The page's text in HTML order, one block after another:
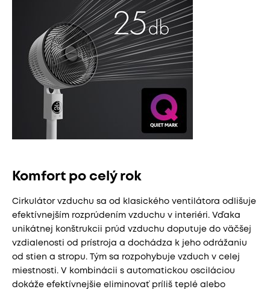
Komfort po celý rok
Cirkulátor vzduchu sa od klasického ventilátora odlišuje
efektívnejším rozprúdením vzduchu v interiéri. Vďaka
unikátnej konštrukcii prúd vzduchu doputuje do väčšej
vzdialenosti od prístroja a dochádza k jeho odrážaniu
od stien a stropu. Tým sa rozpohybuje vzduch v celej
miestnosti. V kombinácii s automatickou osciláciou
dokáže efektívnejšie eliminovať príliš teplé alebo